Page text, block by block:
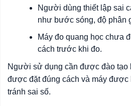
Người dùng thiết lập sai
như bước sóng, độ phân
Máy đo quang học chưa
cách trước khi đo.
Người sử dụng cần được đào tạo
được đặt đúng cách và máy được
tránh sai số.